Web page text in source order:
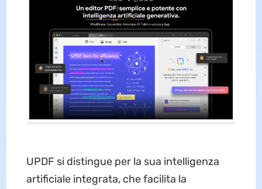
UPDF si distingue per la sua intelligenza
artificiale integrata, che facilita la